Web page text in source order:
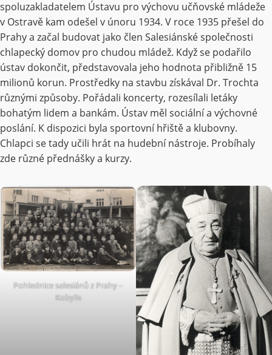
spoluzakladatelem Ústavu pro výchovu učňovské mládeže
v Ostravě kam odešel v únoru 1934. V roce 1935 přešel do
Prahy a začal budovat jako člen Salesiánské společnosti
chlapecký domov pro chudou mládež. Když se podařilo
ústav dokončit, představovala jeho hodnota přibližně 15
milionů korun. Prostředky na stavbu získával Dr. Trochta
různými způsoby. Pořádali koncerty, rozesílali letáky
bohatým lidem a bankám. Ústav měl sociální a výchovné
poslání. K dispozici byla sportovní hřiště a klubovny.
Chlapci se tady učili hrát na hudební nástroje. Probíhaly
zde různé přednášky a kurzy.
Pohlednice salesiánů z Prahy –
Kobylis